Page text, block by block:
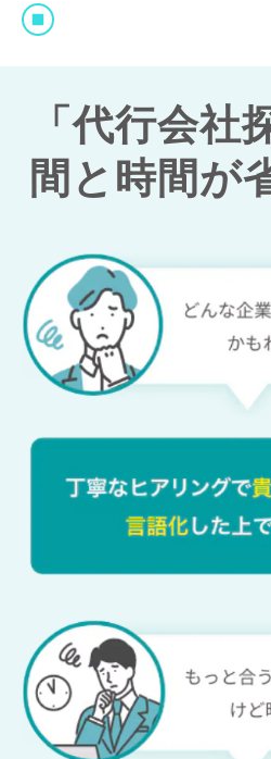
「代行会社
間と時間が